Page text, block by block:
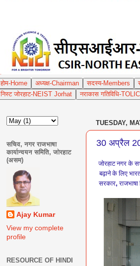
होम-Home अध्यक्ष-Chairman सदस्य-Members
निस्ट जोरहाट-NEIST Jorhat
नराकास गतिविधि-
TUESDAY,
30 अप्रैल
जोरहाट नगर के
बढ़ाने के लिए
सरकार, राजभाषा
सचिव, नगर राजभाषा
कार्यान्वयन समिति, जोरहाट
(असम)
Ajay Kumar
View my complete
profile
RESOURCE OF HINDI